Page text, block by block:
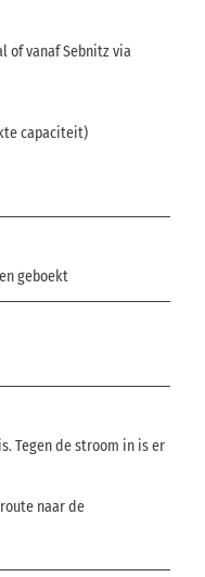
of vanaf Sebnitz via
capaciteit)
geboekt
Tegen de stroom in is er
naar de